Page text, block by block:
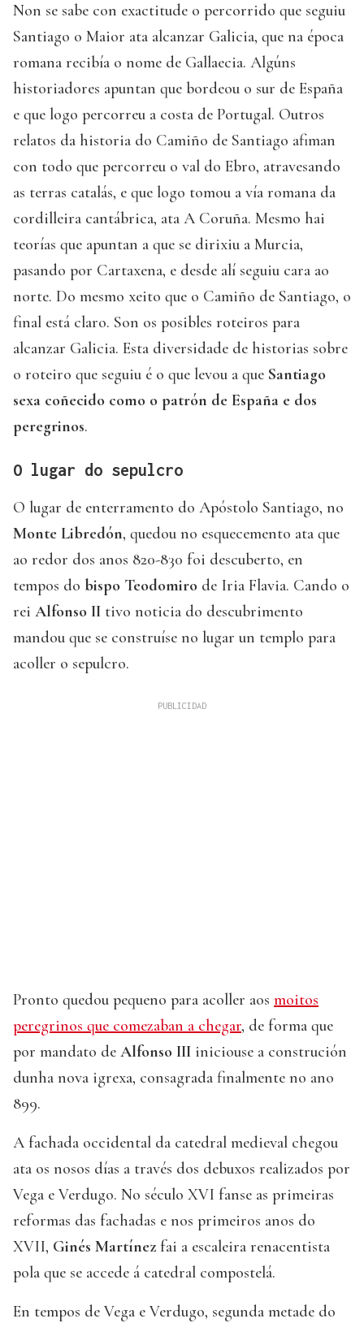
Non se sabe con exactitude o percorrido que seguiu
Santiago o Maior ata alcanzar Galicia, que na época
romana recibía o nome de Gallaecia. Algúns
historiadores apuntan que bordeou o sur de España
e que logo percorreu a costa de Portugal. Outros
relatos da historia do Camiño de Santiago afiman
con todo que percorreu o val do Ebro, atravesando
as terras catalás, e que logo tomou a vía romana da
cordilleira cantábrica, ata A Coruña. Mesmo hai
teorías que apuntan a que se dirixiu a Murcia,
pasando por Cartaxena, e desde alí seguiu cara ao
norte. Do mesmo xeito que o Camiño de Santiago, o
final está claro. Son os posibles roteiros para
alcanzar Galicia. Esta diversidade de historias sobre
o roteiro que seguiu é o que levou a que Santiago
sexa coñecido como o patrón de España e dos
peregrinos.
O lugar do sepulcro
O lugar de enterramento do Apóstolo Santiago, no
Monte Libredón, quedou no esquecemento ata que
ao redor dos anos 820-830 foi descuberto, en
tempos do bispo Teodomiro de Iria Flavia. Cando o
rei Alfonso II tivo noticia do descubrimento
mandou que se construíse no lugar un templo para
acoller o sepulcro.
Pronto quedou pequeno para acoller aos moitos
peregrinos que comezaban a chegar, de forma que
por mandato de Alfonso III iniciouse a construción
dunha nova igrexa, consagrada finalmente no ano
899.
A fachada occidental da catedral medieval chegou
ata os nosos días a través dos debuxos realizados por
Vega e Verdugo. No século XVI fanse as primeiras
reformas das fachadas e nos primeiros anos do
XVII, Ginés Martínez fai a escaleira renacentista
pola que se accede á catedral compostelá.
En tempos de Vega e Verdugo, segunda metade do